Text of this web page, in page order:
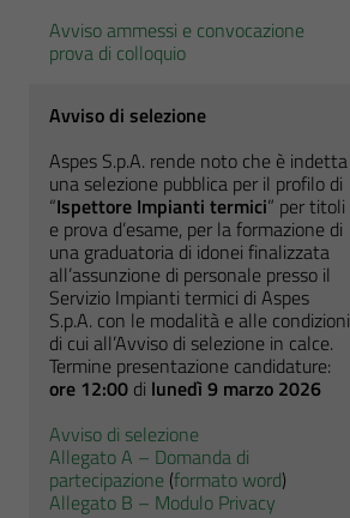
Avviso ammessi e convocazione
prova di colloquio
Avviso di selezione
Aspes S.p.A. rende noto che è indetta
una selezione pubblica per il profilo di
“Ispettore Impianti termici” per titoli
e prova d’esame, per la formazione di
una graduatoria di idonei finalizzata
all’assunzione di personale presso il
Servizio Impianti termici di Aspes
S.p.A. con le modalità e alle condizioni
di cui all’Avviso di selezione in calce.
Termine presentazione candidature:
ore 12:00 di lunedì 9 marzo 2026
Avviso di selezione
Allegato A – Domanda di
partecipazione (formato word)
Allegato B – Modulo Privacy